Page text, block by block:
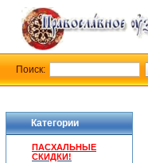
Категории
ПАСХАЛЬНЫЕ
СКИДКИ!
Поиск: